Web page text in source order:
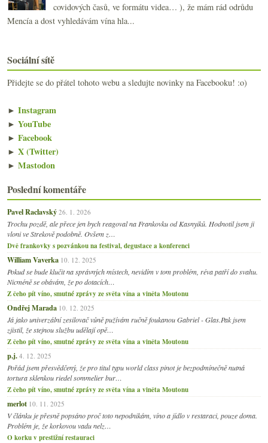
covidových časů, ve formátu videa… ), že mám rád odrůdu
Mencía a dost vyhledávám vína hla...
Sociální sítě
Přidejte se do přátel tohoto webu a sledujte novinky na Facebooku! :o)
► Instagram
► YouTube
► Facebook
► X (Twitter)
► Mastodon
Poslední komentáře
Pavel Raclavský 26. 1. 2026
Trochu pozdě, ale přece jen bych reagoval na Frankovku od Kasnyiků. Hodnotil jsem ji
vloni ve Strekově podobně. Ovšem z…
Dvě frankovky s pozvánkou na festival, degustace a konferenci
William Vaverka 10. 12. 2025
Pokud se bude klučit na správných místech, nevidím v tom problém, réva patří do svahu.
Nicméně se obávám, že po dotacích…
Z čeho pít víno, smutné zprávy ze světa vína a viněta Moutonu
Ondřej Marada 10. 12. 2025
Já jako univerzální zesilovač vůně pužívám ručně foukanou Gabriel - Glas.Pak jsem
zjistil, že stejnou službu udělají opě…
Z čeho pít víno, smutné zprávy ze světa vína a viněta Moutonu
p.j. 4. 12. 2025
Pořád jsem přesvědčený, že pro titul typu world class pinot je bezpodmínečně nutná
tortura sklenkou riedel sommelier bur…
Z čeho pít víno, smutné zprávy ze světa vína a viněta Moutonu
merlot 10. 11. 2025
V článku je přesně popsáno proč toto nepodnikám, víno a jídlo v restaraci, pouze doma.
Problém je, že korkovou vadu nelz…
O korku v prestižní restauraci